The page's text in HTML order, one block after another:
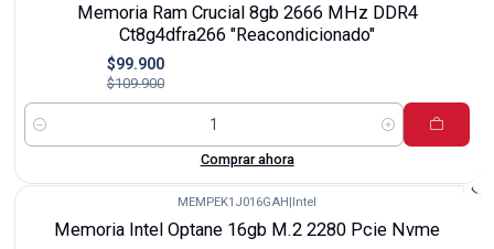
Memoria Ram Crucial 8gb 2666 MHz DDR4
Ct8g4dfra266 "Reacondicionado"
$99.900
$109.900
Cantidad
Comprar ahora
MEMPEK1J016GAH Intel
Memoria Intel Optane 16gb M.2 2280 Pcie Nvme